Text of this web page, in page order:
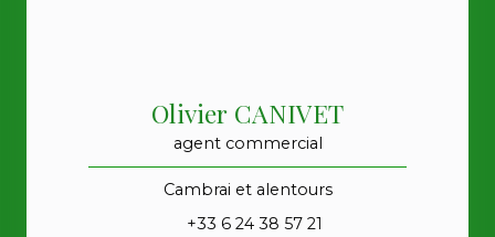
Olivier CANIVET
agent commercial
Cambrai et alentours
+33 6 24 38 57 21